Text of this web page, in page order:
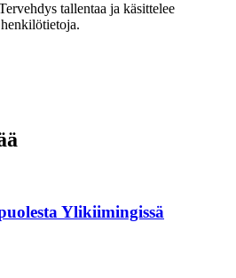
tallentaa ja käsittelee
Ylikiimingissä